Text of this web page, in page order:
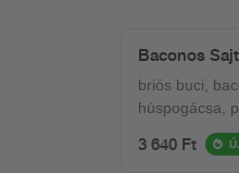
Baconos
briós buci,
húspogácsa, pirított vöröshagyma,
3 640 Ft